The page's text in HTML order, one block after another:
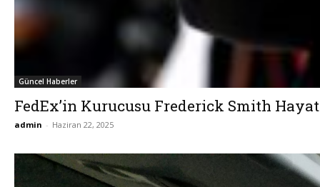
Güncel Haberler
FedEx’in Kurucusu Frederick Smith
admin - Haziran 22, 2025